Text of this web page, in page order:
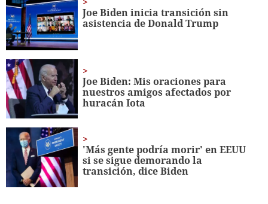
minute,
56
seconds
Joe Biden inicia transición sin
asistencia de Donald Trump
Joe Biden: Mis oraciones para
nuestros amigos afectados por
huracán Iota
'Más gente podría morir' en EEUU
si se sigue demorando la
transición, dice Biden